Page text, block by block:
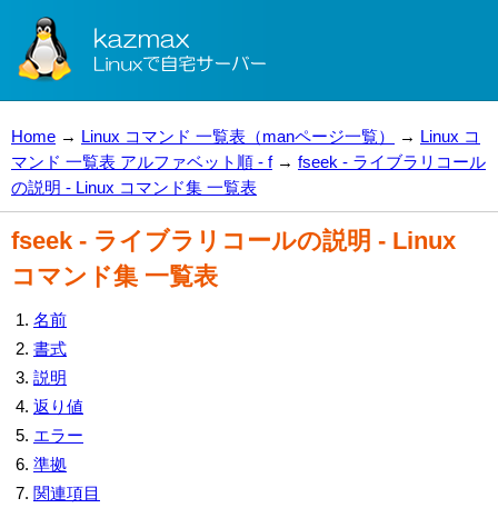
Home → Linux コマンド 一覧表（manページ一覧） → Linux コ
マンド 一覧表 アルファベット順 - f→ fseek - ライブラリコール
の説明 - Linux コマンド集 一覧表
fseek - ライブラリコールの説明 - Linux
コマンド集 一覧表
名前
書式
説明
返り値
エラー
準拠
関連項目